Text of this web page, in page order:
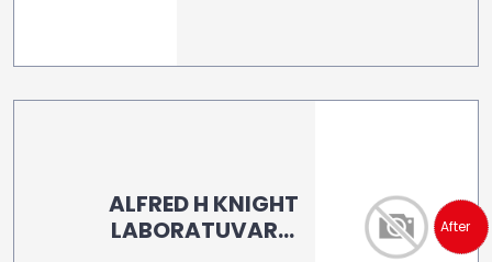
ALFRED H KNIGHT
LABORATUVARI /
After